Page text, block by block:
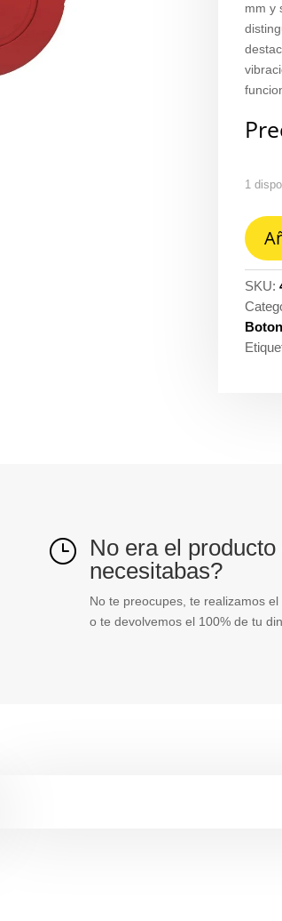
mm y
1
Parada
de
roja
de
1/4
de
SKU:
} No era el producto
necesitabas?
No te preocupes, te realizamos el
o te devolvemos el 100% de tu